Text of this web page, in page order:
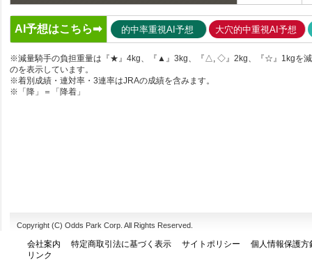
AI予想はこちら➡ 的中率重視AI予想 大穴的中重視AI予想
※減量騎手の負担重量は『★』4kg、『▲』3kg、『△, ◇』2kg、『☆』1kgを
のを表示しています。
※着別成績・連対率・3連率はJRAの成績を含みます。
※「降」＝「降着」
Copyright (C) Odds Park Corp. All Rights Reserved.
会社案内 特定商取引法に基づく表示 サイトポリシー
個人情報保護方
リンク